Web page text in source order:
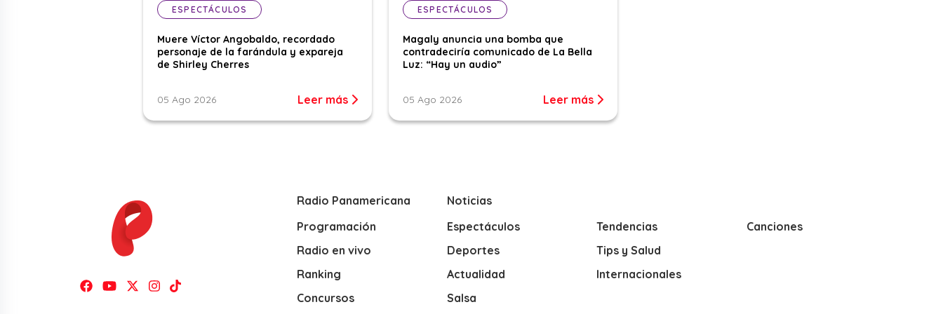
ESPECTÁCULOS
Muere Víctor Angobaldo, recordado
personaje de la farándula y expareja
de Shirley Cherres
05 Ago 2026 Leer más
ESPECTÁCULOS
Magaly anuncia una bomba que
contradeciría comunicado de La Bella
Luz: “Hay un audio”
05 Ago 2026 Leer más
Radio Panamericana
Programación
Radio en vivo
Ranking
Concursos
Noticias
Espectáculos
Deportes
Actualidad
Salsa
Tendencias
Tips y Salud
Internacionales
Canciones